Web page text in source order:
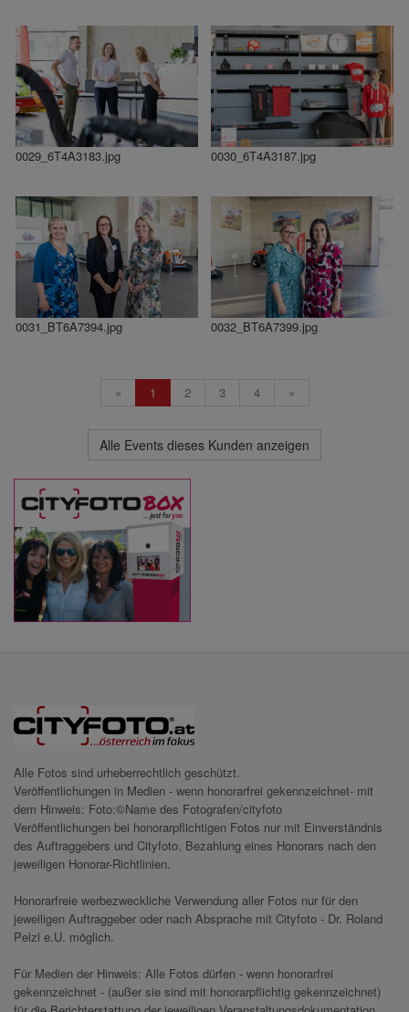
0029_6T4A3183.jpg 0030_6T4A3187.jpg
0031_BT6A7394.jpg 0032_BT6A7399.jpg
« 1 2 3 4 »
Alle Events dieses Kunden anzeigen
Alle Fotos sind urheberrechtlich geschützt.
Veröffentlichungen in Medien - wenn honorarfrei gekennzeichnet- mit
dem Hinweis: Foto:©Name des Fotografen/cityfoto
Veröffentlichungen bei honorarpflichtigen Fotos nur mit Einverständnis
des Auftraggebers und Cityfoto. Bezahlung eines Honorars nach den
jeweiligen Honorar-Richtlinien.
Honorarfreie werbezweckliche Verwendung aller Fotos nur für den
jeweiligen Auftraggeber oder nach Absprache mit Cityfoto - Dr. Roland
Pelzl e.U. möglich.
Für Medien der Hinweis: Alle Fotos dürfen - wenn honorarfrei
gekennzeichnet - (außer sie sind mit honorarpflichtig gekennzeichnet)